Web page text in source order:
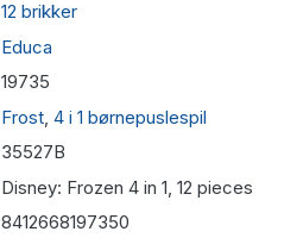
12 brikker
Educa
19735
Frost 4 i 1 børnepuslespil
35527B
Disney: Frozen 4 in 1, 12 pieces
8412668197350